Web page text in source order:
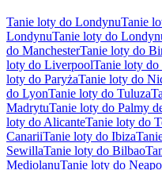
Tanie loty do LondynuTanie
LondynuTanie loty do
do ManchesterTanie loty do
loty do LiverpoolTanie loty
loty do ParyżaTanie loty do
do LyonTanie loty do Tuluza
MadrytuTanie loty do Palmy
loty do AlicanteTanie loty do
CanariiTanie loty do Ibiza
SewillaTanie loty do Bilbao
MediolanuTanie loty do